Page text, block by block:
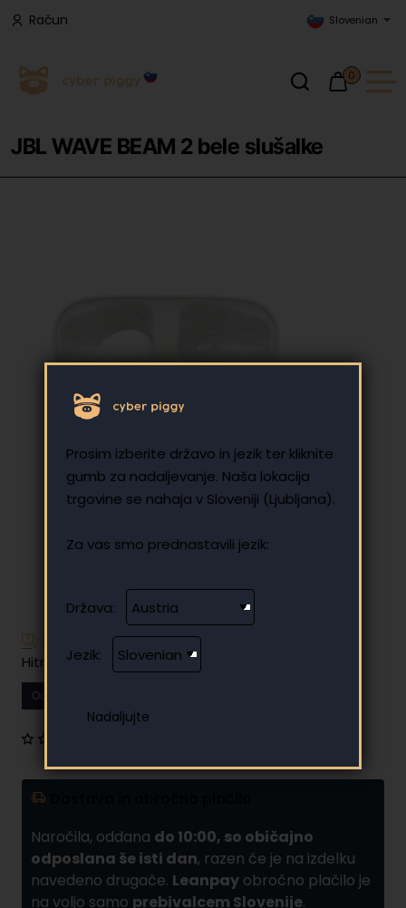
Prosim izberite državo in jezik ter kliknite
gumb za nadaljevanje. Naša lokacija
trgovine se nahaja v Sloveniji (Ljubljana).
Za vas smo prednastavili jezik:
Država:
Jezik:
Račun Slovenian
0
JBL WAVE BEAM 2 bele slušalke
Imate dodatna vprašanja?
Hitro in enostavno obročno plačilo
Od
Naročila, oddana do 10:00, so običajno
odposlana še isti dan, razen če je na izdelku
navedeno drugače. Leanpay obročno plačilo je
na voljo samo prebivalcem Slovenije.